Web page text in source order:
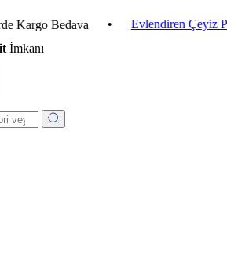
Bedava • Evlendiren Çeyiz Paketleri
İmkanı